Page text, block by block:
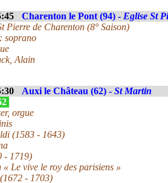
Charenton le Pont (94) - Eglise St
Pierre de Charenton (8° Saison)
soprano
Alain
Auxi le Château (62) - St Martin
orgue
(1583 - 1643)
- 1719)
Le vive le roy des parisiens »
- 1703)